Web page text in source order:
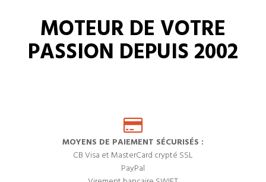
MOTEUR DE VOTRE
PASSION DEPUIS 2002
MOYENS DE PAIEMENT SÉCURISÉS :
CB Visa et MasterCard crypté SSL
PayPal